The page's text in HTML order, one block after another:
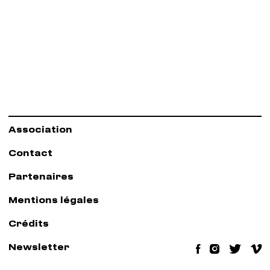
Association
Contact
Partenaires
Mentions légales
Crédits
Facebook
Newsletter